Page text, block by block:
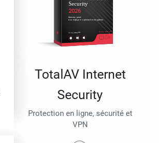
TotalAV Internet
Security
Protection en ligne, sécurité et
VPN